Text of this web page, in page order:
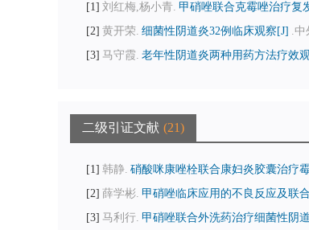
1 刘红梅,杨小青. 甲硝唑联合克霉唑治疗复
2 黄开荣. 细菌性阴道炎32例临床观察[J] .中
3 马守霞. 老年性阴道炎两种用药方法疗效
二级引证文献 21
1 韩静. 硝酸咪康唑栓联合康妇炎胶囊治疗
2 薛学彬. 甲硝唑临床应用的不良反应及联
3 马利行. 甲硝唑联合外洗药治疗细菌性阴